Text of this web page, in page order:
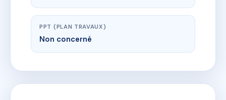
PPT (PLAN TRAVAUX)
Non concerné